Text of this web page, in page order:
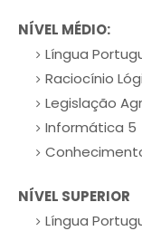
NÍVEL MÉDIO:
Língua
Raciocínio
Legislação
Informática 5
NÍVEL SUPERIOR
Língua